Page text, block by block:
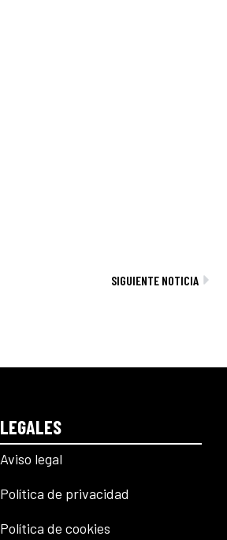
SIGUIENTE NOTICIA
LEGALES
Aviso legal
Política de privacidad
Política de cookies